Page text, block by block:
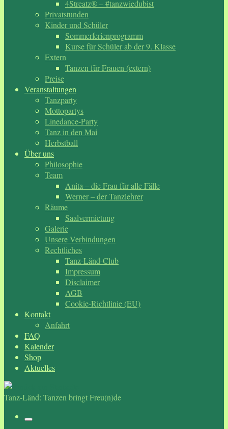
4Streatz® – #tanzwiedubist
Privatstunden
Kinder und Schüler
Sommerferienprogramm
Kurse für Schüler ab der 9. Klasse
Extern
Tanzen für Frauen (extern)
Preise
Veranstaltungen
Tanzparty
Mottopartys
Linedance-Party
Tanz in den Mai
Herbstball
Über uns
Philosophie
Team
Anita – die Frau für alle Fälle
Werner – der Tanzlehrer
Räume
Saalvermietung
Galerie
Unsere Verbindungen
Rechtliches
Tanz-Länd-Club
Impressum
Disclaimer
AGB
Cookie-Richtlinie (EU)
Kontakt
Anfahrt
FAQ
Kalender
Shop
Aktuelles
Tanz-Länd: Tanzen bringt Freu(n)de
Menü